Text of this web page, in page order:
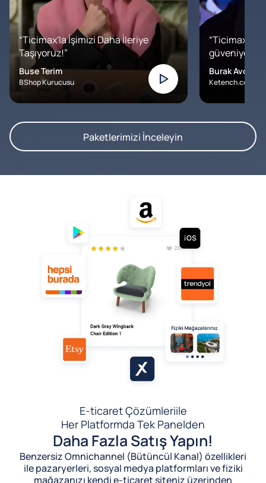
“Ticimax'la İşimizi Daha İleriye
Taşıyoruz!”
Buse Terim
BShop Kurucusu
“Ticimax'a
Burak Avcılar
Ketench.com –
Paketlerimizi İnceleyin
E-ticaret Çözümleriile
Her Platformda Tek Panelden
Daha Fazla Satış Yapın!
Benzersiz Omnichannel (Bütüncül Kanal) özellikleri
ile pazaryerleri, sosyal medya platformları ve fiziki
mağazanızı kendi e-ticaret siteniz üzerinden